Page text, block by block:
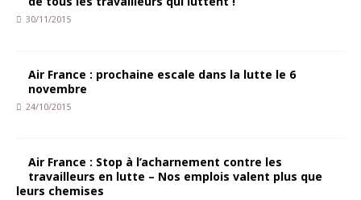
30/11/2015
Air France : prochaine escale dans la lutte le 6
novembre
24/10/2015
Air France : Stop à l’acharnement contre les
travailleurs en lutte – Nos emplois valent plus que
leurs chemises